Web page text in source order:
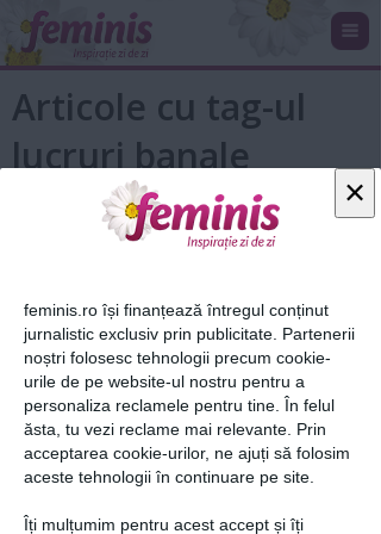
×
feminis.ro își finanțează întregul conținut
jurnalistic exclusiv prin publicitate. Partenerii
noștri folosesc tehnologii precum cookie-
urile de pe website-ul nostru pentru a
personaliza reclamele pentru tine. În felul
ăsta, tu vezi reclame mai relevante. Prin
acceptarea cookie-urilor, ne ajuți să folosim
aceste tehnologii în continuare pe site.
Îți mulțumim pentru acest accept și îți
Articole cu tag-ul
lucruri banale
8 lucruri banale, dar prea puțin
cunoscute
25 aug 2017